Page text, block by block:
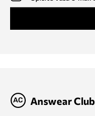
Answear Club